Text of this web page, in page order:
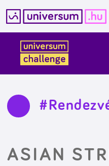
tartalomba
ASIAN